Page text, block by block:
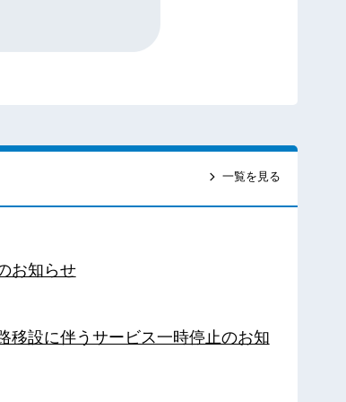
一覧を見る
お知らせ
移設に伴うサービス一時停止のお知